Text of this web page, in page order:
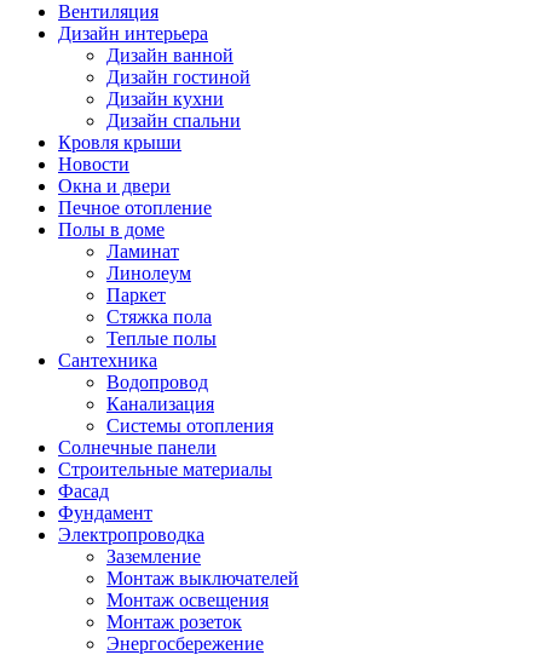
Вентиляция
Дизайн интерьера
Дизайн ванной
Дизайн гостиной
Дизайн кухни
Дизайн спальни
Кровля крыши
Новости
Окна и двери
Печное отопление
Полы в доме
Ламинат
Линолеум
Паркет
Стяжка пола
Теплые полы
Сантехника
Водопровод
Канализация
Системы отопления
Солнечные панели
Строительные материалы
Фасад
Фундамент
Электропроводка
Заземление
Монтаж выключателей
Монтаж освещения
Монтаж розеток
Энергосбережение